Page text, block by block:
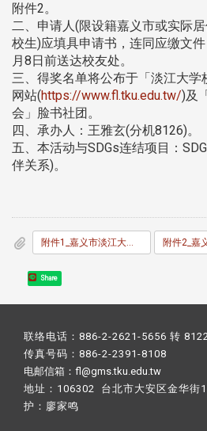
附件2。
二、申请人(限设籍嘉义市或实际
校生)应填具申请书，连同应缴文
月8日前送达校友处。
三、得奖名单将公布于「淡江大学
网站(https://www.fl.tku.edu.tw/)及
会」脸书社团。
四、承办人：王雅玄(分机8126)。
五、本活动与SDGs连结项目：
伴关系)。
附件1_嘉义市淡江大学校友会_114年奖_助_学金发放办法.pdf
Share
联络电话：886-2-2621-5656 转
传真号码：886-2-2391-8108
电邮信箱：fl@gms.tku.edu.tw
地址：106302 台北市大安区金华街
护： 廖家鸣​